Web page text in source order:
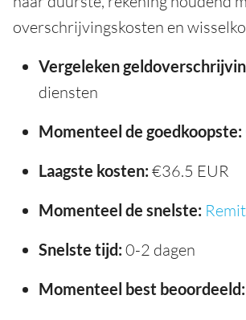
overschrijvingskosten en
Vergeleken
diensten
Momenteel de goedkoopste:
Laagste kosten: €36.5 EUR
Momenteel de snelste:
Snelste tijd: 0-2 dagen
Momenteel best beoordeeld: